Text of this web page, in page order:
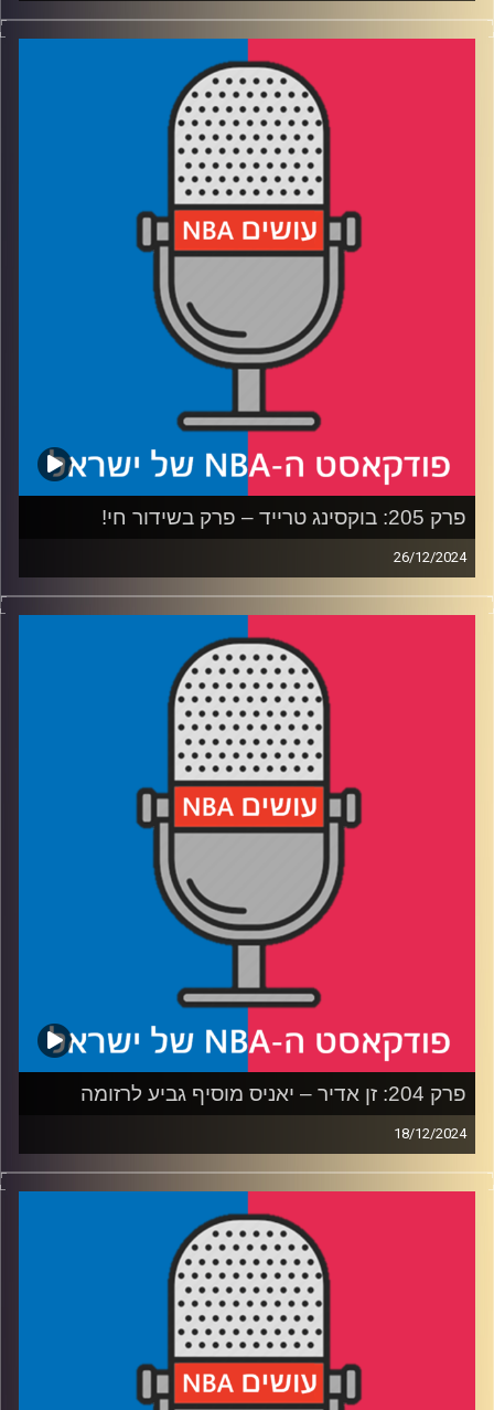
פודקאסט האן.בי.איי עם ערן סורוקה, שרון דוידוביץ', משה
דוידוביץ' ועידן לוצקי, בשיתוף קול האוניברסיטה.
רבע 1: ‏דני אבדיה מטביע חותם, הדור הבא של הישראלים
עידן לוצקי
פרק 205: בוקסינג טרייד – פרק בשידור חי!
26/12/2024
פודקאסט האן.בי.איי עם ערן סורוקה, שרון דוידוביץ', משה
דוידוביץ' ועידן לוצקי, בשיתוף קול האוניברסיטה.
רבע ראשון: עוד מפגש חג מולד חגיגי בין לברון ג׳יימס לסטף
קרי, האם הרייטינג באמת נפגע ומה הפעולות שהליגה צריכה
רבע שני: משחקי הכריסטמס עונים למעמד, דאלאס מאבריקס
מאבדת את לוקה דונציץ׳, מינסוטה טימברוולבס את היכולת
רבע שלישי: כמה באמת גדול ויקטור וומבניאמה, מה הדרך
רבע רביעי: מילון השחקנים השלם ע״פ שרון דוידוביץ׳ ושאלות
עידן לוצקי
פרק 204: זן אדיר – יאניס מוסיף גביע לרזומה
18/12/2024
פודקאסט האן.בי.איי עם ערן סורוקה, שרון דוידוביץ', משה
דוידוביץ' ועידן לוצקי, בשיתוף קול האוניברסיטה.
רבע 1: האטרף היווני, שחקני המשנה שהתעלו וההתרסקות של
רבע 3: בוחרים 24 שחקנים לאולסטאר – במערב צפוף, במזרח